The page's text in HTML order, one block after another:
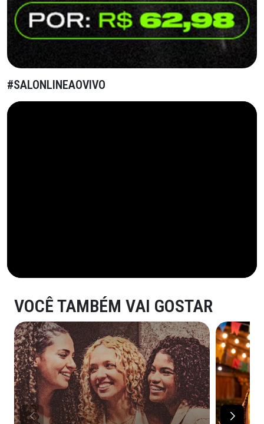
#SALONLINEAOVIVO
VOCÊ TAMBÉM VAI GOSTAR